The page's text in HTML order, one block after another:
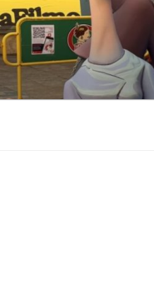
Saltar
al
contenido